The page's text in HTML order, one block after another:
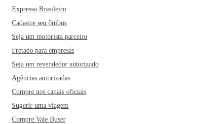
Expresso Brasileiro
Cadastre seu ônibus
Seja um motorista parceiro
Fretado para empresas
Seja um revendedor autorizado
Agências autorizadas
Compre nos canais oficiais
Sugerir uma viagem
Compre Vale Buser